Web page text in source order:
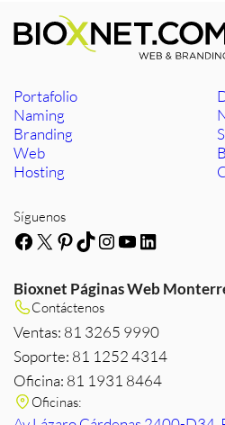
Portafolio
Naming
Branding
Web
Hosting
Síguenos
Facebook
X Pinterest
TikTok
Instagram
YouTube
LinkedIn
Bioxnet Páginas Web
Contáctenos
Ventas: 81 3265 9990
Soporte: 81 1252 4314
Oficina: 81 1931 8464
Oficinas: